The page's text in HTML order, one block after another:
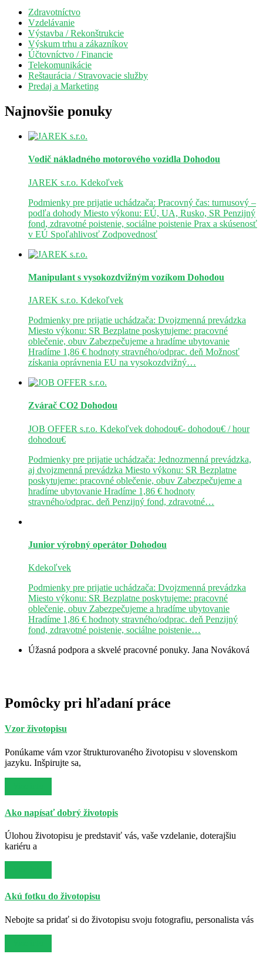
Zdravotníctvo
Vzdelávanie
Výstavba / Rekonštrukcie
Výskum trhu a zákazníkov
Účtovníctvo / Financie
Telekomunikácie
Reštaurácia / Stravovacie služby
Predaj a Marketing
Najnovšie ponuky
Vodič nákladného motorového vozidla Dohodou
JAREK s.r.o. Kdekoľvek
Podmienky pre prijatie uchádzača: Pracovný čas: turnusový –
podľa dohody Miesto výkonu: EÚ, UA, Rusko, SR Penzijný
fond, zdravotné poistenie, sociálne poistenie Prax a skúsenosť
v EÚ Spoľahlivosť Zodpovednosť
Manipulant s vysokozdvižným vozíkom Dohodou
JAREK s.r.o. Kdekoľvek
Podmienky pre prijatie uchádzača: Dvojzmenná prevádzka
Miesto výkonu: SR Bezplatne poskytujeme: pracovné
oblečenie, obuv Zabezpečujeme a hradíme ubytovanie
Hradíme 1,86 € hodnoty stravného/odprac. deň Možnosť
získania oprávnenia EU na vysokozdvižný…
Zvárač CO2 Dohodou
JOB OFFER s.r.o. Kdekoľvek dohodou€- dohodou€ / hour
dohodou€
Podmienky pre prijatie uchádzača: Jednozmenná prevádzka,
aj dvojzmenná prevádzka Miesto výkonu: SR Bezplatne
poskytujeme: pracovné oblečenie, obuv Zabezpečujeme a
hradíme ubytovanie Hradíme 1,86 € hodnoty
stravného/odprac. deň Penzijný fond, zdravotné…
Junior výrobný operátor Dohodou
Kdekoľvek
Podmienky pre prijatie uchádzača: Dvojzmenná prevádzka
Miesto výkonu: SR Bezplatne poskytujeme: pracovné
oblečenie, obuv Zabezpečujeme a hradíme ubytovanie
Hradíme 1,86 € hodnoty stravného/odprac. deň Penzijný
fond, zdravotné poistenie, sociálne poistenie…
Úžasná podpora a skvelé pracovné ponuky. Jana Nováková
Pomôcky pri hľadaní práce
Vzor životopisu
Ponúkame vám vzor štrukturovaného životopisu v slovenskom
jazyku. Inšpirujte sa,
Ako napísať dobrý životopis
Úlohou životopisu je predstaviť vás, vaše vzdelanie, doterajšiu
kariéru a
Akú fotku do životopisu
Nebojte sa pridať si do životopisu svoju fotografiu, personalista vás